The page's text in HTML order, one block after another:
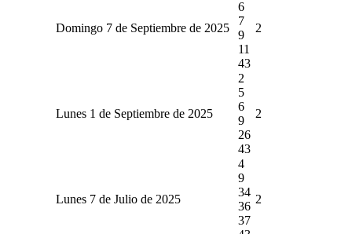
Domingo 7 de Septiembre de 2025
6
7
9
11
43
2
Lunes 1 de Septiembre de 2025
2
5
6
9
26
43
2
Lunes 7 de Julio de 2025
4
9
34
36
37
2